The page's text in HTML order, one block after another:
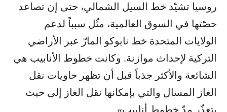
روسيا تشيّد خط السيل الشمالي، حتى إن تصاعد
حصّتها في السوق العالمية، مثّل سبباً لدعم
الولايات المتحدة خط نابوكو المارّ عبر الأراضي
التركية لإحداث موازنة. وكانت خطوط الأنابيب هي
الشائعة والأكثر جذباً قبل أن تظهر حاويات نقل
الغاز المسال والتي بإمكانها نقل الغاز إلى حيث
يتعذّر مدّ خطوط أنابيب».